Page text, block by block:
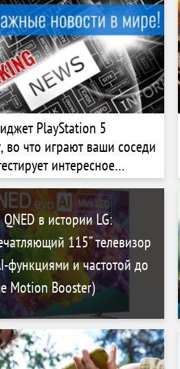
PlayStation 5
во что играют ваши соседи
интересное
в истории LG:
115” телевизор
функциями и частотой до
Motion Booster)